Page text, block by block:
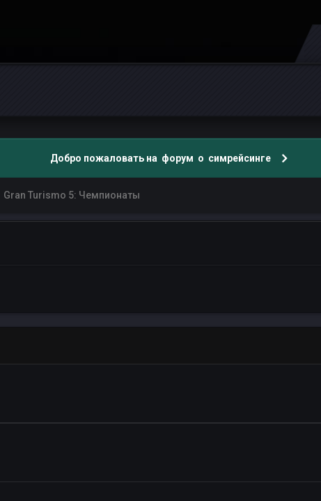
Добро пожаловать на форум о симрейсинге
Gran Turismo 5: Чемпионаты